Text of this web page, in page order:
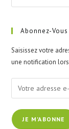
Abonnez-
Saisissez votre
une notification
Votre
adresse
e-
mailJE M'ABONNE